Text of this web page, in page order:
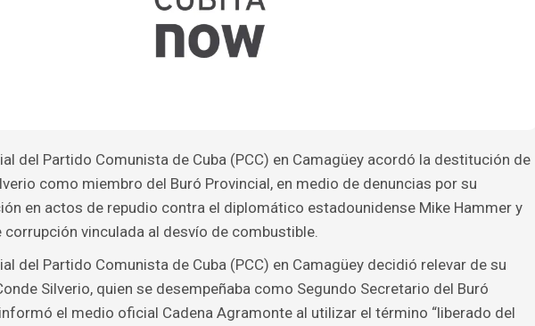
del Partido Comunista de Cuba (PCC) en Camagüey acordó la destitución de
como miembro del Buró Provincial, en medio de denuncias por su
en actos de repudio contra el diplomático estadounidense Mike Hammer y
vinculada al desvío de combustible.
del Partido Comunista de Cuba (PCC) en Camagüey decidió relevar de su
Silverio, quien se desempeñaba como Segundo Secretario del Buró
el medio oficial Cadena Agramonte al utilizar el término “liberado del